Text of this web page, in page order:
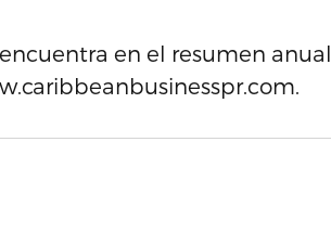
en el resumen anual